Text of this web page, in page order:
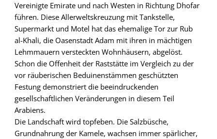
Vereinigte Emirate und nach Westen in Richtung Dhofar
führen. Diese Allerweltskreuzung mit Tankstelle,
Supermarkt und Motel hat das ehemalige Tor zur Rub
al-Khali, die Oasenstadt Adam mit ihren in mächtigen
Lehmmauern versteckten Wohnhäusern, abgelöst.
Schon die Offenheit der Raststätte im Vergleich zu der
vor räuberischen Beduinenstämmen geschützten
Festung demonstriert die beeindruckenden
gesellschaftlichen Veränderungen in diesem Teil
Arabiens.
Die Landschaft wird topfeben. Die Salzbüsche,
Grundnahrung der Kamele, wachsen immer spärlicher,